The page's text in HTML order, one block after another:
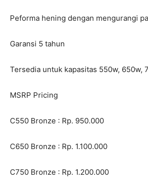
Peforma hening dengan mengurangi
Garansi 5 tahun
Tersedia untuk kapasitas 550w, 650w,
MSRP Pricing
C550 Bronze : Rp. 950.000
C650 Bronze : Rp. 1.100.000
C750 Bronze : Rp. 1.200.000